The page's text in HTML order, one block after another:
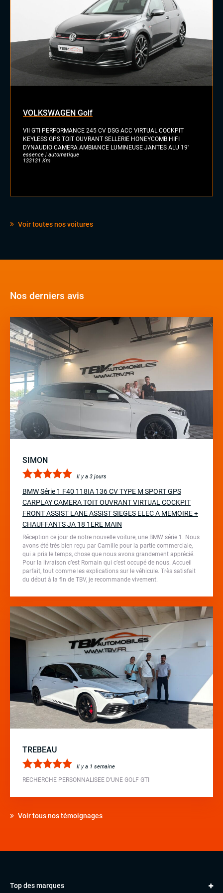
Palettes au volant
Rétroviseurs électriques
Sellerie cuir nappa
Sièges sport
VOLKSWAGEN Golf
VII GTI PERFORMANCE 245 CV DSG ACC VIRTUAL COCKPIT
KEYLESS GPS TOIT OUVRANT SELLERIE HONEYCOMB HIFI
DYNAUDIO CAMERA AMBIANCE LUMINEUSE JANTES ALU 19'
essence | automatique
133131 Km
Voir toutes nos voitures
Nos derniers avis
SIMON
Il y a 3 jours
BMW Série 1 F40 118IA 136 CV TYPE M SPORT GPS
CARPLAY CAMERA TOIT OUVRANT VIRTUAL COCKPIT
FRONT ASSIST LANE ASSIST SIEGES ELEC A MEMOIRE +
CHAUFFANTS JA 18 1ERE MAIN
Réception ce jour de notre nouvelle voiture, une BMW série 1. Nous
avons été très bien reçu par Camille pour la partie commerciale,
qui a pris le temps, chose que nous avons grandement apprécié.
Pour la livraison c’est Romain qui c’est occupé de nous. Accueil
parfait, tout comme les explications sur le véhicule. Très satisfait
du début à la fin de TBV, je recommande vivement.
TREBEAU
Il y a 1 semaine
RECHERCHE PERSONNALISEE D’UNE GOLF GTI
Voir tous nos témoignages
Top des marques